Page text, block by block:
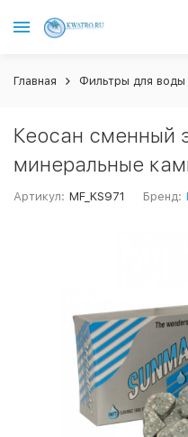
Главная Фильтры для воды
Кеосан сменный
минеральные
Артикул: MF_KS971 Бренд: